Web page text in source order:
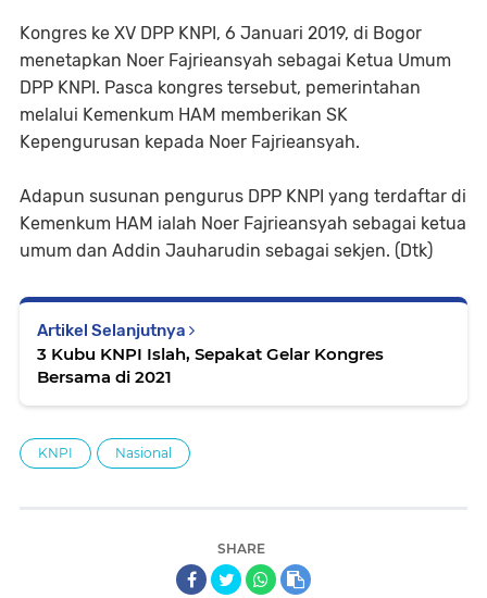
Kongres ke XV DPP KNPI, 6 Januari 2019, di Bogor
menetapkan Noer Fajrieansyah sebagai Ketua Umum
DPP KNPI. Pasca kongres tersebut, pemerintahan
melalui Kemenkum HAM memberikan SK
Kepengurusan kepada Noer Fajrieansyah.
Adapun susunan pengurus DPP KNPI yang terdaftar di
Kemenkum HAM ialah Noer Fajrieansyah sebagai ketua
umum dan Addin Jauharudin sebagai sekjen. (Dtk)
Artikel Selanjutnya
3 Kubu KNPI Islah, Sepakat Gelar Kongres
Bersama di 2021
KNPI Nasional
SHARE